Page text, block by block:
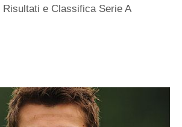
Risultati e Classifica Serie A